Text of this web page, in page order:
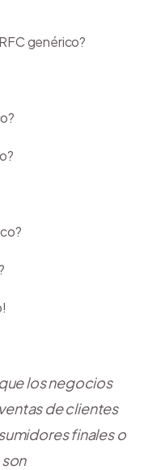
los negocios
de clientes
finales o
genérico?